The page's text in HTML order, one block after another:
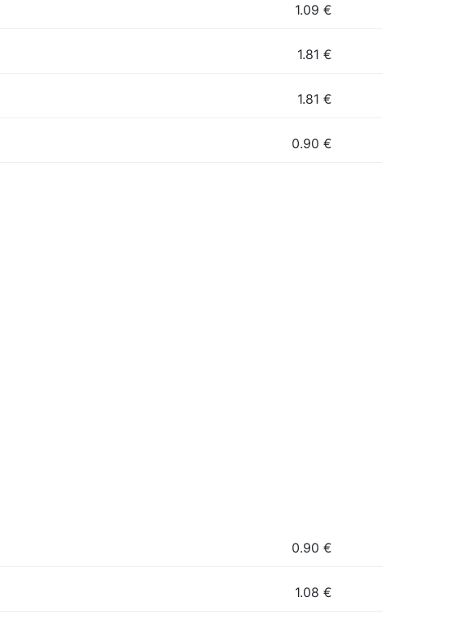
1.09 €
1.81 €
1.81 €
0.90 €
0.90 €
1.08 €